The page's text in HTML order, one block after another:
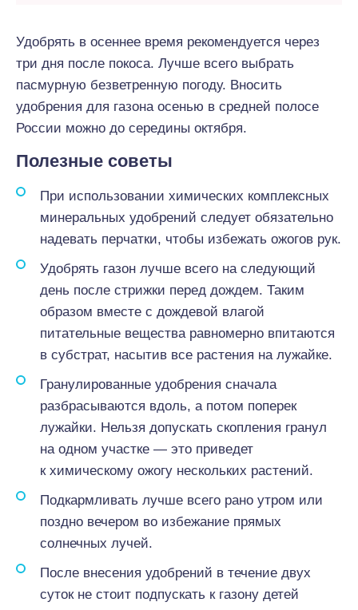
Удобрять в осеннее время рекомендуется через
три дня после покоса. Лучше всего выбрать
пасмурную безветренную погоду. Вносить
удобрения для газона осенью в средней полосе
России можно до середины октября.
Полезные советы
При использовании химических комплексных
минеральных удобрений следует обязательно
надевать перчатки, чтобы избежать ожогов рук.
Удобрять газон лучше всего на следующий
день после стрижки перед дождем. Таким
образом вместе с дождевой влагой
питательные вещества равномерно впитаются
в субстрат, насытив все растения на лужайке.
Гранулированные удобрения сначала
разбрасываются вдоль, а потом поперек
лужайки. Нельзя допускать скопления гранул
на одном участке — это приведет
к химическому ожогу нескольких растений.
Подкармливать лучше всего рано утром или
поздно вечером во избежание прямых
солнечных лучей.
После внесения удобрений в течение двух
суток не стоит подпускать к газону детей